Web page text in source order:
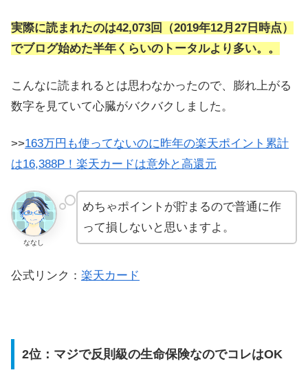
実際に読まれたのは42,073回（2019年12月27日時点）
でブログ始めた半年くらいのトータルより多い。。
こんなに読まれるとは思わなかったので、膨れ上がる
数字を見ていて心臓がバクバクしました。
>>163万円も使ってないのに昨年の楽天ポイント累計
は16,388P！楽天カードは意外と高還元
ななし
めちゃポイントが貯まるので普通に作
って損しないと思いますよ。
公式リンク： 楽天カード
2位：マジで反則級の生命保険なのでコレはOK